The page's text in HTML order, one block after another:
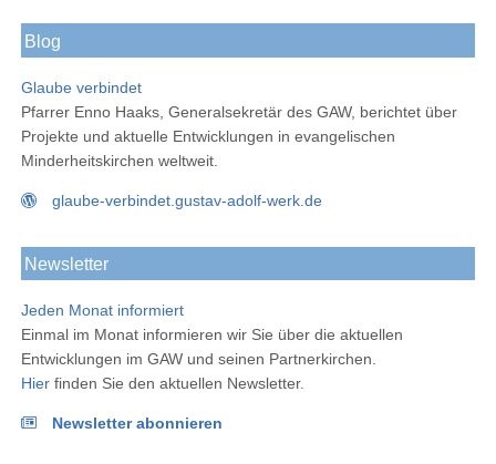
Blog
Glaube verbindet
Pfarrer Enno Haaks, Generalsekretär des GAW, berichtet über
Projekte und aktuelle Entwicklungen in evangelischen
Minderheitskirchen weltweit.
glaube-verbindet.gustav-adolf-werk.de
Newsletter
Jeden Monat informiert
Einmal im Monat informieren wir Sie über die aktuellen
Entwicklungen im GAW und seinen Partnerkirchen.
Hierfinden Sie den aktuellen Newsletter.
Newsletter abonnieren